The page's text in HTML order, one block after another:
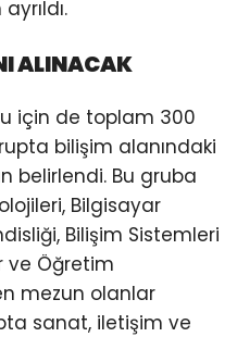
ALINACAK
için de toplam 300
bilişim alanındaki
belirlendi. Bu gruba
Bilgisayar
Bilişim Sistemleri
ve Öğretim
mezun olanlar
sanat, iletişim ve